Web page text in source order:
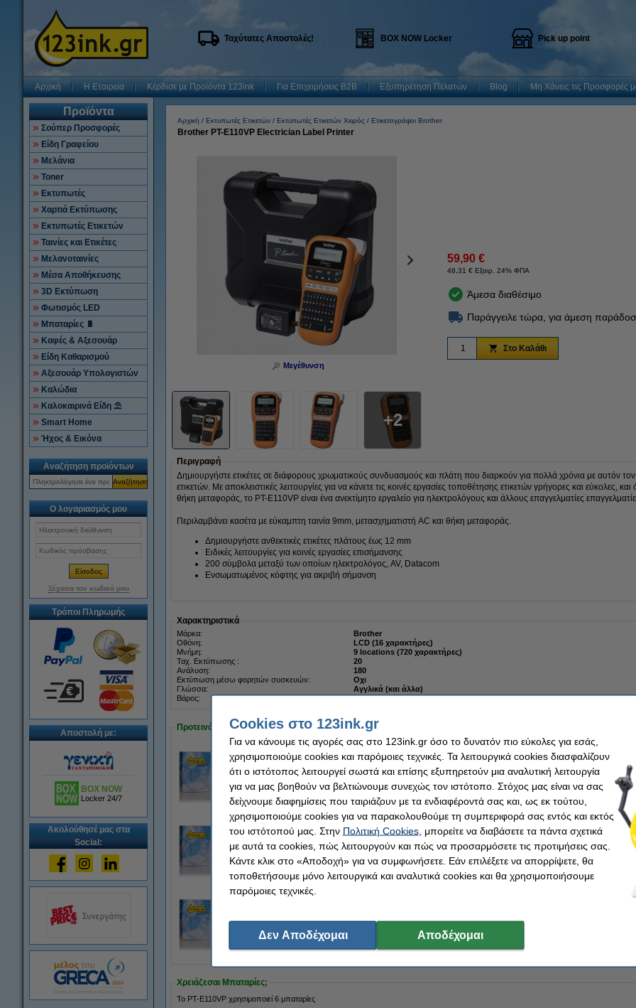
Ταχύτατες Αποστολές! BOX NOW Locker Pick up point
Αρχική Η Εταιρεία Κέρδισε με Προϊόντα 123ink Για Επιχειρήσεις B2B Εξυπηρέτηση Πελατών Blog Μη Χάνεις τις Προσφορές
Προϊόντα
Σούπερ Προσφορές
Είδη Γραφείου
Μελάνια
Toner
Εκτυπωτές
Χαρτιά Εκτύπωσης
Εκτυπωτές Ετικετών
Ταινίες και Ετικέτες
Μελανοταινίες
Μέσα Αποθήκευσης
3D Εκτύπωση
Φωτισμός LED
Μπαταρίες 🔋
Καφές & Αξεσουάρ
Είδη Καθαρισμού
Αξεσουάρ Υπολογιστών
Καλώδια
Καλοκαιρινά Είδη ⛱
Smart Home
Ήχος & Εικόνα
Αναζήτηση προϊόντων
Αναζήτηση
Ο λογαριασμός μου
Ξέχασα τον κωδικό μου
Τρόποι Πληρωμής
Αποστολή με:
BOX NOW
Locker 24/7
Ακολούθησέ μας στα
Social:
Αρχική Εκτυπωτές Ετικετών Εκτυπωτές Ετικετών Χειρός Ετικετογράφοι Brother
Brother PT-E110VP Electrician Label Printer
Μεγέθυνση
2
59,90 €
48,31 € Εξαιρ. 24% ΦΠΑ
Άμεσα διαθέσιμο
Παράγγειλε τώρα, για άμεση
Στο Καλάθι
Περιγραφή
Δημιουργήστε ετικέτες σε διάφορους χρωματικούς συνδυασμούς και πλάτη που διαρκούν για πολλά χρόνια με αυτόν
ετικετών. Με αποκλειστικές λειτουργίες για να κάνετε τις κοινές εργασίες τοποθέτησης ετικετών γρήγορες και εύκολες,
θήκη μεταφοράς, το PT-E110VP είναι ένα ανεκτίμητο εργαλείο για ηλεκτρολόγους και άλλους επαγγελματίες
Περιλαμβάνει κασέτα με εύκαμπτη ταινία 9mm, μετασχηματιστή AC και θήκη μεταφοράς.
Δημιουργήστε ανθεκτικές ετικέτες πλάτους έως 12 mm
Ειδικές λειτουργίες για κοινές εργασίες επισήμανσης
200 σύμβολα μεταξύ των οποίων ηλεκτρολόγος, AV, Datacom
Ενσωματωμένος κόφτης για ακριβή σήμανση
Χαρακτηριστικά
Μάρκα:
Brother
Οθόνη:
LCD (16 χαρακτήρες)
Μνήμη:
9 locations (720 χαρακτήρες)
Ταχ. Εκτύπωσης :
20
Ανάλυση:
180
Εκτύπωση μέσω φορητών συσκευών:
Οχι
Γλώσσα:
Αγγλικά (και άλλα)
Βάρος:
400 gr
Προτεινόμενα προϊόντα
Η έκδοση 123ink αντικαθιστά τη Ταινία Brother TZe-231 8m x 12mm Black on White
Προσφορά: Η ταινία 5x 123ink της μάρκας Brother αντικαθιστά την ταινία Brother TZe-231 μαύρη σε λευκό 12
Χρειάζεσαι Μπαταρίες;
To PT-E110VP χρησιμοποιεί 6 μπαταρίες
Cookies στο 123ink.gr
Για να κάνουμε τις αγορές σας στο 123ink.gr όσο το δυνατόν πιο εύκολες για εσάς,
χρησιμοποιούμε cookies και παρόμοιες τεχνικές. Τα λειτουργικά cookies διασφαλίζουν
ότι ο ιστότοπος λειτουργεί σωστά και επίσης εξυπηρετούν μια αναλυτική λειτουργία
για να μας βοηθούν να βελτιώνουμε συνεχώς τον ιστότοπο. Στόχος μας είναι να σας
δείχνουμε διαφημίσεις που ταιριάζουν με τα ενδιαφέροντά σας και, ως εκ τούτου,
χρησιμοποιούμε cookies για να παρακολουθούμε τη συμπεριφορά σας εντός και εκτός
του ιστότοπού μας. Στην Πολιτική Cookies, μπορείτε να διαβάσετε τα πάντα σχετικά
με αυτά τα cookies, πώς λειτουργούν και πώς να προσαρμόσετε τις προτιμήσεις σας.
Κάντε κλικ στο «Αποδοχή» για να συμφωνήσετε. Εάν επιλέξετε να απορρίψετε, θα
τοποθετήσουμε μόνο λειτουργικά και αναλυτικά cookies και θα χρησιμοποιήσουμε
παρόμοιες τεχνικές.
Δεν Αποδέχομαι Αποδέχομαι